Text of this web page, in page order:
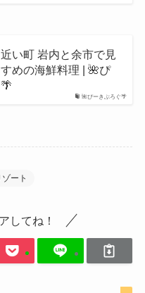
🌺ぴーきぶろぐ🌴
い町 岩内と余市で見
めの海鮮料理 | 🌺ぴ
ート
してね！